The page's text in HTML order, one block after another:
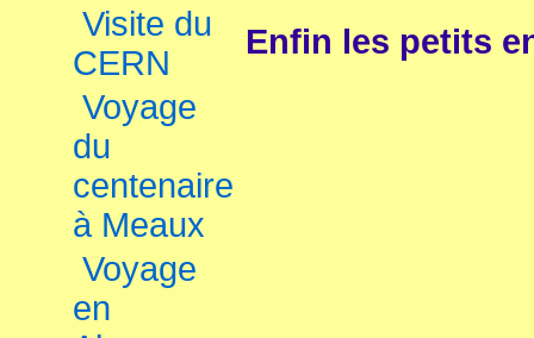
Visite du
CERN
Voyage
du
centenaire
à Meaux
Voyage
en
Enfin les petits